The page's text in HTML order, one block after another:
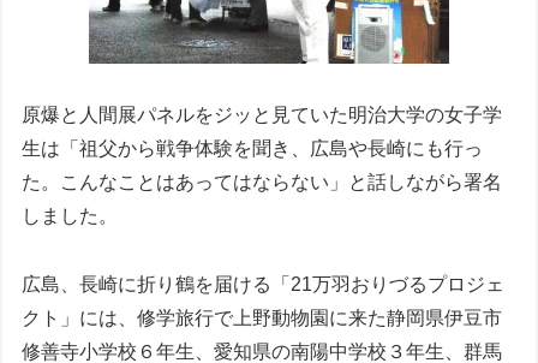
原爆と人間展パネルをジッと見ていた明治大学の女子学
生は「祖父から戦争体験を聞き、広島や長崎にも行っ
た。こんなことはあってはならない」と話しながら署名
しました。
広島、長崎に折り鶴を届ける「21万羽おりづるプロジェ
クト」には、修学旅行で上野動物園に来た静岡県伊豆市
修善寺小学校６年生、愛知県の南陽中学校３年生、群馬